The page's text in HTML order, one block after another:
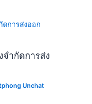
ำกัดการส่ง
Unchat